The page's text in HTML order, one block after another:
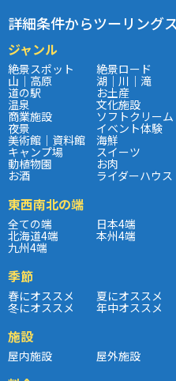
詳細条件からツーリング
ジャンル
絶景スポット 絶景ロード
山｜高原 湖｜川｜滝
道の駅 お土産
温泉 文化施設
商業施設 ソフトクリーム
夜景 イベント体験
美術館｜資料館 海鮮
キャンプ場 スイーツ
動植物園 お肉
お酒 ライダーハウス
東西南北の端
全ての端 日本4端
北海道4端 本州4端
九州4端
季節
春にオススメ 夏にオススメ
冬にオススメ 年中オススメ
施設
屋内施設 屋外施設